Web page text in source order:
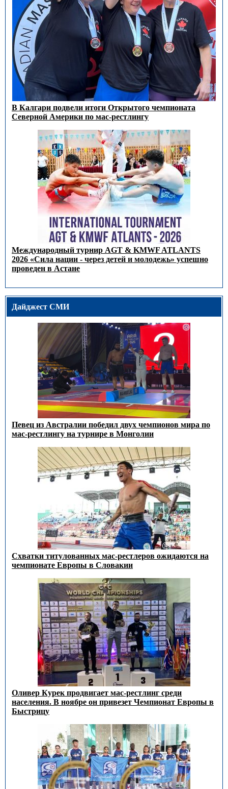
В Калгари подвели итоги Открытого чемпионата
Северной Америки по мас-рестлингу
Международный турнир AGT & KMWF ATLANTS
2026 «Сила нации - через детей и молодежь» успешно
проведен в Астане
Дайджест СМИ
Певец из Австралии победил двух чемпионов мира по
мас-рестлингу на турнире в Монголии
Схватки титулованных мас-рестлеров ожидаются на
чемпионате Европы в Словакии
Оливер Курек продвигает мас-рестлинг среди
населения. В ноябре он привезет Чемпионат Европы в
Быстрицу